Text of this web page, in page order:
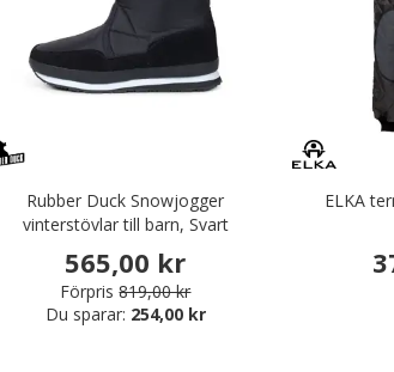
Rubber Duck Snowjogger
vinterstövlar till barn, Svart
565,00 kr
Förpris 819,00 kr
Du sparar: 254,00 kr
ELKA